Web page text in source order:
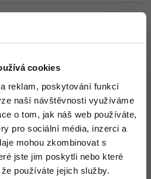
cookies
reklam, poskytování funkcí
naší návštěvnosti využíváme
o tom, jak náš web používáte,
pro sociální média, inzerci a
mohou zkombinovat s
jste jim poskytli nebo které
používáte jejich služby.
chybovou stránku, namísto té
přímo v htdocs
03
zpracuj
('kontrolery/' .
$this->kontroler =
else
$this->kontroler =
//$this-